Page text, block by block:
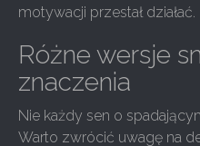
motywacji przestał działać.
Różne wersje
znaczenia
Nie każdy sen o
Warto zwrócić uwagę na